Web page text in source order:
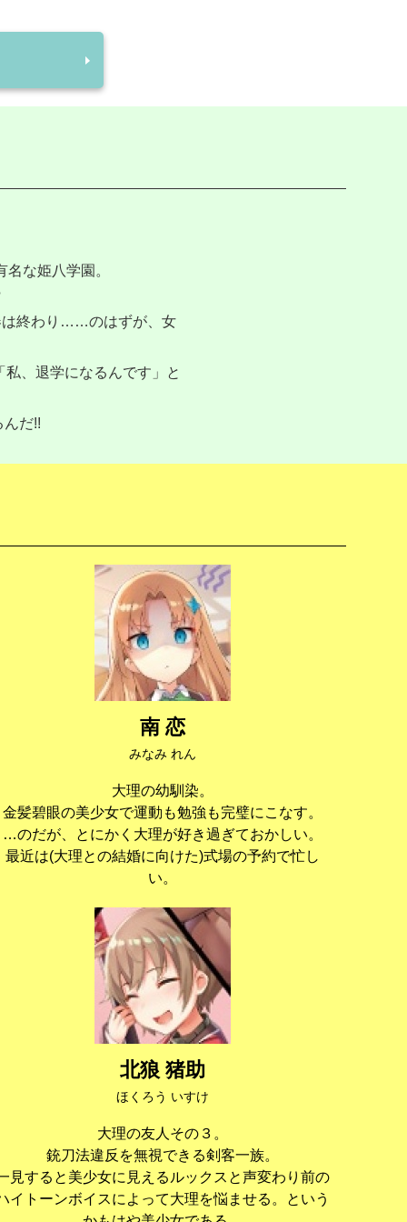
な姫八学園。
は終わり……のはずが、女
、退学になるんです」と
だ!!
南 恋
みなみ れん
大理の幼馴染。
金髪碧眼の美少女で運動も勉強も完璧にこなす。
…のだが、とにかく大理が好き過ぎておかしい。
最近は(大理との結婚に向けた)式場の予約で忙し
い。
北狼 猪助
ほくろう いすけ
大理の友人その３。
銃刀法違反を無視できる剣客一族。
見すると美少女に見えるルックスと声変わり前の
イトーンボイスによって大理を悩ませる。という